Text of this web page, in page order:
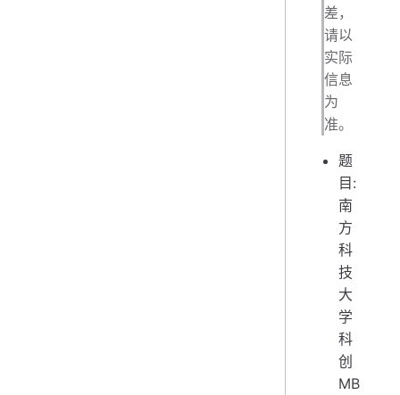
差，
请以
实际
信息
为
准。
题
目:
南
方
科
技
大
学
科
创
MB